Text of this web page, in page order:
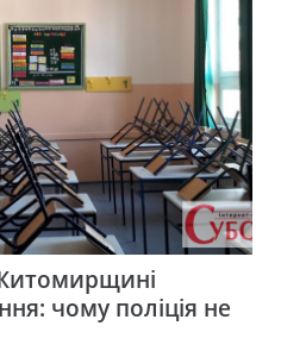
чому поліція не